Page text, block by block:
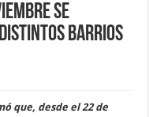
se
barrios
que, desde el 22 de